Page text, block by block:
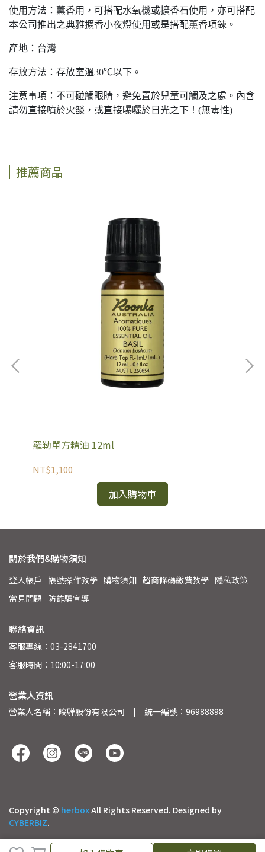
加入購物車
使用方法：薰香用，可搭配水氧機或擴香石使用，亦可搭配
本公司推出之典雅擴香小夜燈使用或是搭配薰香項鍊。
產地：台灣
存放方法：存放室溫30℃以下。
注意事項：不可碰觸眼睛，避免置於兒童可觸及之處。內含
請勿直接噴於火燄，或直接曝曬於日光之下！(無毒性)
推薦商品
羅勒單方精油 12ml
NT$1,100
加入購物車
關於我們&購物須知
登入帳戶 帳號操作教學 購物須知 超商條碼繳費教學 隱私政策
常見問題 防詐騙宣導
聯絡資訊
客服專線：03-2841700
客服時間：10:00-17:00
營業人資訊
營業人名稱：皜驊股份有限公司　|　統一編號：96988898
Copyright © herboxAll Rights Reserved. Designed by
CYBERBIZ.